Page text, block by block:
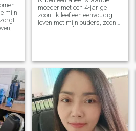
mijn
om
van
moeder met een 4-jarige
zoon. Ik leef een eenvoudig
leven met mijn ouders, zoon
mijn huis om eten te
verkopen. Ik kook heerlijk
eten, ik wil dat je het proeft. Ik
lach graag en glimlach
makkelijk. Veel vrienden en
kennissen zeggen dat ik een
goed hart heb. Ik zal niet
zeggen dat je me moet
geloven. Ik wil dat je het zelf